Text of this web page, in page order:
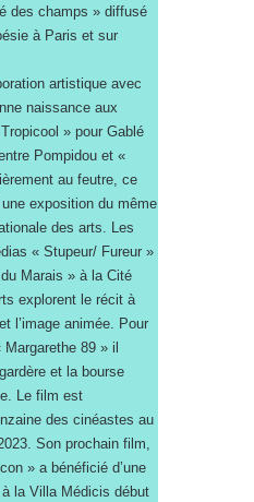
des champs » diffusé
à Paris et sur
artistique avec
naissance aux
» pour Gablé
Pompidou et «
au feutre, ce
exposition du même
des arts. Les
« Stupeur/ Fureur »
Marais » à la Cité
explorent le récit à
l’image animée.
Pour
89 » il
et la bourse
Le film est
des cinéastes au
Son prochain film,
» a bénéficié d’une
à la Villa Médicis début